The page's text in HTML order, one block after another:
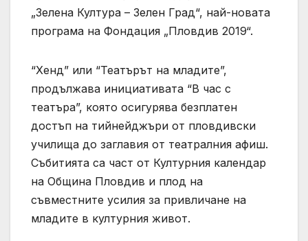
„Зелена Култура – Зелен Град“, най-новата
програма на Фондация „Пловдив 2019“.
“Хенд” или “Театърът на младите”,
продължава инициативата “В час с
театъра”, която осигурява безплатен
достъп на тийнейджъри от пловдивски
училища до заглавия от театралния афиш.
Събитията са част от Културния календар
на Община Пловдив и плод на
съвместните усилия за привличане на
младите в културния живот.